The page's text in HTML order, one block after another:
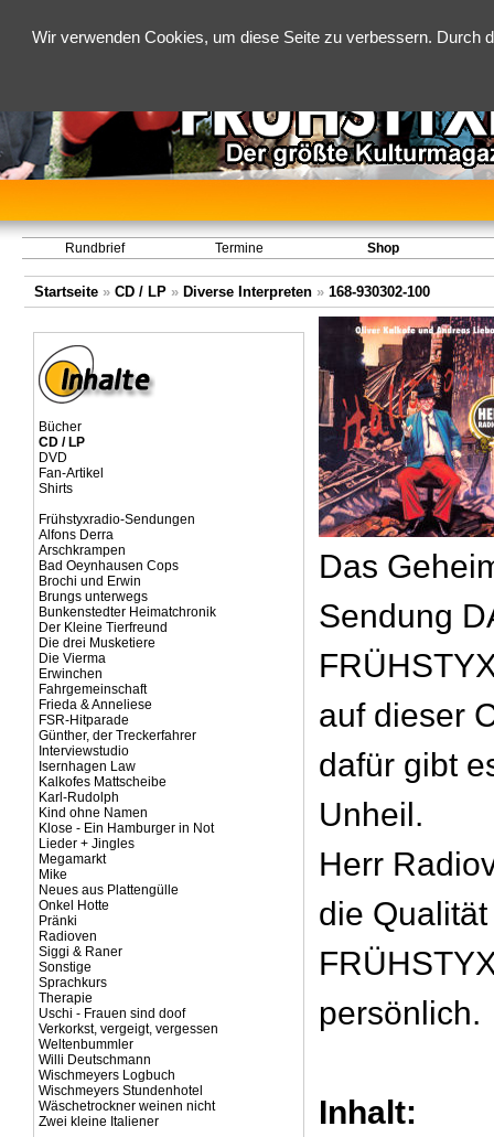
Wir verwenden Cookies, um diese Seite zu verbessern.
Rundbrief Termine Shop
Startseite» CD / LP» Diverse Interpreten» 168-930302-100
Bücher
CD / LP
DVD
Fan-Artikel
Shirts
Frühstyxradio-Sendungen
Alfons Derra
Arschkrampen
Bad Oeynhausen Cops
Brochi und Erwin
Brungs unterwegs
Bunkenstedter Heimatchronik
Der Kleine Tierfreund
Die drei Musketiere
Die Vierma
Erwinchen
Fahrgemeinschaft
Frieda & Anneliese
FSR-Hitparade
Günther, der Treckerfahrer
Interviewstudio
Isernhagen Law
Kalkofes Mattscheibe
Karl-Rudolph
Kind ohne Namen
Klose - Ein Hamburger in Not
Lieder + Jingles
Megamarkt
Mike
Neues aus Plattengülle
Onkel Hotte
Pränki
Radioven
Siggi & Raner
Sonstige
Sprachkurs
Therapie
Uschi - Frauen sind doof
Verkorkst, vergeigt, vergessen
Weltenbummler
Willi Deutschmann
Wischmeyers Logbuch
Wischmeyers Stundenhotel
Wäschetrockner weinen nicht
Zwei kleine Italiener
Das
Sendung
auf dieser
dafür gibt
Unheil.
Herr
die
persönlich.
Inhalt: